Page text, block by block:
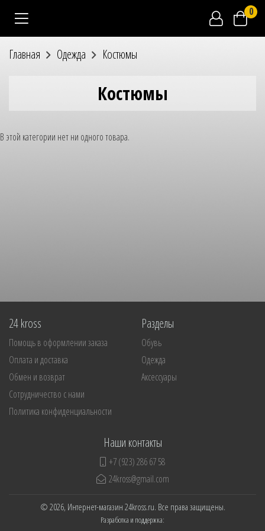
0
Главная Одежда Костюмы
Костюмы
В этой категории нет ни одного товара.
24 kross
Помощь в оформлении заказа
Оплата и доставка
Обмен и возврат
Сотрудничество с нами
Политика конфиденциальности
Разделы
Обувь
Одежда
Аксессуары
Наши контакты
+7 (923) 286 67 58
24kross@gmail.com
© 2026, Интернет-магазин 24kross.ru. Все права защищены.
Разработка и поддержка: